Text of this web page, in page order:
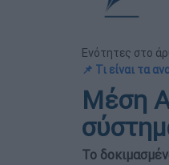
Ενότητες στο
📌 Τι είναι τα
Μέση
Το